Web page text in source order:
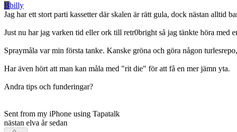
Bbilly
Jag har ett stort parti kassetter där skalen är rätt gula, dock nästan alltid
Just nu har jag varken tid eller ork till retr0bright så jag tänkte höra med
Spraymåla var min första tanke. Kanske gröna och göra någon
Har även hört att man kan måla med "rit die" för att få en mer jämn yta.
Andra tips och funderingar?
Sent from my iPhone using Tapatalk
nästan elva år sedan